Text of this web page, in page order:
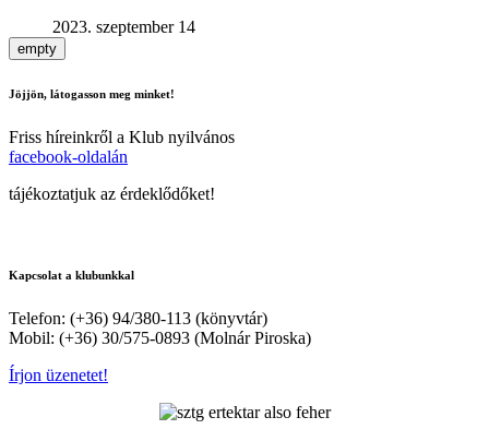
2023. szeptember 14
empty
Jöjjön, látogasson meg minket!
Friss híreinkről a Klub nyilvános
facebook-oldalán
tájékoztatjuk az érdeklődőket!
Kapcsolat a klubunkkal
Telefon: (+36) 94/380-113 (könyvtár)
Mobil: (+36) 30/575-0893 (Molnár Piroska)
Írjon üzenetet!